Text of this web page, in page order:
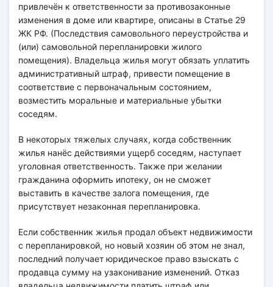
привлечён к ответственности за противозаконные
изменения в доме или квартире, описаны в Статье 29
ЖК РФ. (Последствия самовольного переустройства и
(или) самовольной перепланировки жилого
помещения). Владельца жилья могут обязать уплатить
административный штраф, привести помещение в
соответствие с первоначальным состоянием,
возместить моральные и материальные убытки
соседям.
В некоторых тяжелых случаях, когда собственник
жилья нанёс действиями ущерб соседям, наступает
уголовная ответственность. Также при желании
гражданина оформить ипотеку, он не сможет
выставить в качестве залога помещения, где
присутствует незаконная перепланировка.
Если собственник жилья продал объект недвижимости
с перепланировкой, но новый хозяин об этом не знал,
последний получает юридическое право взыскать с
продавца сумму на узаконивание изменений. Отказ